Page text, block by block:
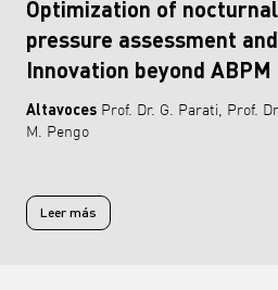
Optimization of
pressure assessment
Innovation beyond ABPM
Altavoces Prof. Dr. G. Parati, Prof.
M. Pengo
Leer másLeer más sobre Optimization of